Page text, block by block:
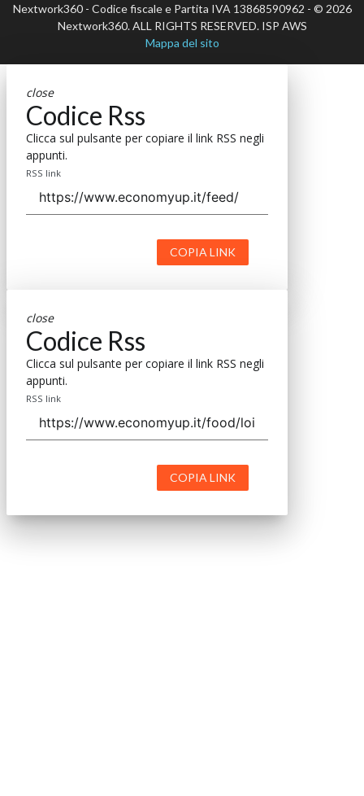
Nextwork360 - Codice fiscale e Partita IVA 13868590962 - © 2026
Nextwork360. ALL RIGHTS RESERVED. ISP AWS
Mappa del sito
close
Codice Rss
Clicca sul pulsante per copiare il link RSS negli
appunti.
RSS link
COPIA LINK
close
Codice Rss
Clicca sul pulsante per copiare il link RSS negli
appunti.
RSS link
COPIA LINK